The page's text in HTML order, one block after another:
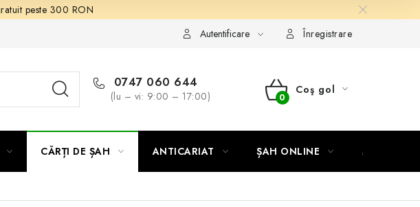
peste 300 RON
Autentificare Înregistrare
0747 060 644
(lu – vi: 9:00 – 17:00)
COŞ
CUMPĂRĂTURI
Coş gol
CĂRȚI DE ȘAH ANTICARIAT ȘAH ONLINE MERCH